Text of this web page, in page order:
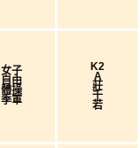
女子
自由
體操
季軍
K2
A
莊
千
若